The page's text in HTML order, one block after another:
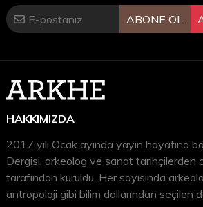
ABONE OL
HAKKIMIZDA
2017 yılı Ocak ayında yayın hayatına
Dergisi, arkeolog ve sanat tarihçilerden
tarafından kuruldu. Her sayısında
antropoloji gibi bilim dallarından seçilen